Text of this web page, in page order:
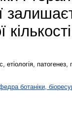
етіологія, патогенез,
ботаніки,